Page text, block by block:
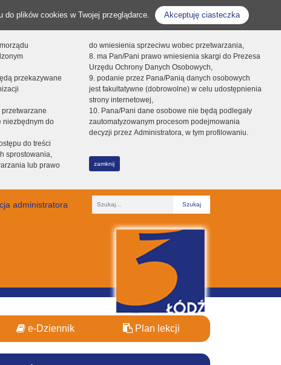
plików cookies w Twojej przeglądarce. Akceptuję ciasteczka
przekazywane
niezbędnym do
do treści
sprostowania,
lub prawo
do wniesienia sprzeciwu wobec przetwarzania,
8. ma Pan/Pani prawo wniesienia skargi do Prezesa
Urzędu Ochrony Danych Osobowych,
9. podanie przez Pana/Panią danych osobowych
jest fakultatywne (dobrowolne) w celu udostępnienia
strony internetowej,
10. Pana/Pani dane osobowe nie będą podlegały
zautomatyzowanym procesom podejmowania
decyzji przez Administratora, w tym profilowaniu.
zamknij
administratora
Fraza
e-Dziennik Plan lekcji